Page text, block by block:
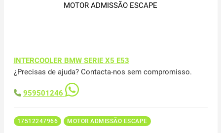
MOTOR ADMISSÃO ESCAPE
INTERCOOLER BMW SERIE X5 E53
¿Precisas de ajuda? Contacta-nos sem compromisso.
959501246
17512247966 MOTOR ADMISSÃO ESCAPE